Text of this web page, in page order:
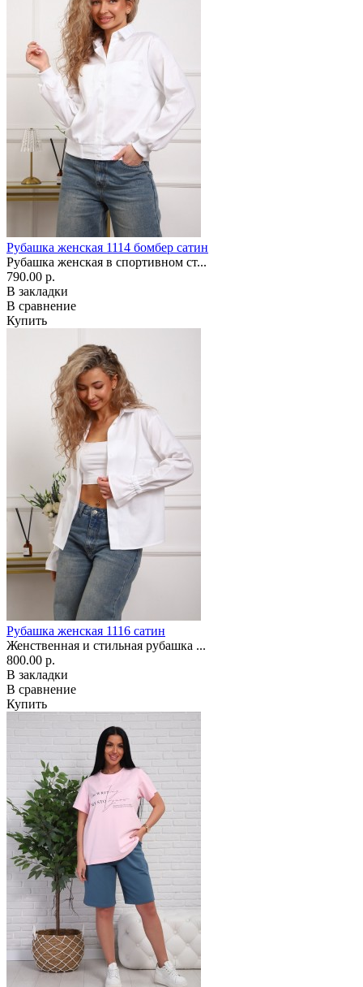
Рубашка женская 1114 бомбер сатин
Рубашка женская в спортивном ст...
790.00 р.
В закладки
В сравнение
Купить
Рубашка женская 1116 сатин
Женственная и стильная рубашка ...
800.00 р.
В закладки
В сравнение
Купить